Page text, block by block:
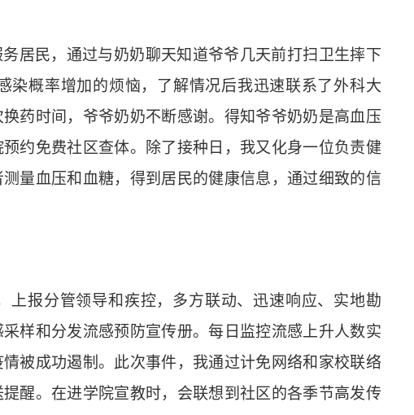
居民，通过与奶奶聊天知道爷爷几天前打扫卫生摔下
染概率增加的烦恼，了解情况后我迅速联系了外科大
药时间，爷爷奶奶不断感谢。得知爷爷奶奶是高血压
约免费社区查体。除了接种日，我又化身一位负责健
量血压和血糖，得到居民的健康信息，通过细致的信
报分管领导和疾控，多方联动、迅速响应、实地勘
采样和分发流感预防宣传册。每日监控流感上升人数实
被成功遏制。 此次事件，我通过计免 网络和家校联络
醒。在进学院宣教时，会联想到社区的各季节高发传